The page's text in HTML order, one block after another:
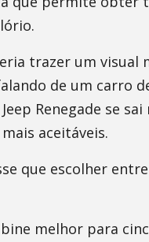
trazer um visual
de um carro
Renegade se
aceitáveis.
que escolher
melhor para